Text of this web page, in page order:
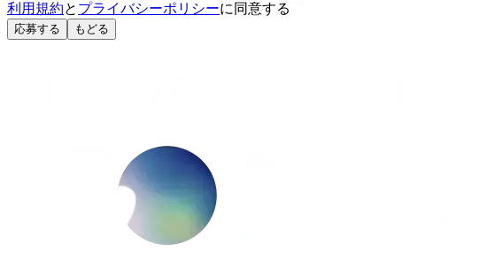
利用規約と プライバシーポリシーに同意する
応募する もどる